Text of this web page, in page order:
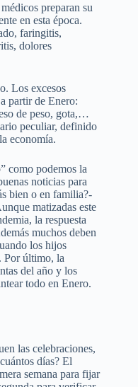
preparan su
en esta época.
faringitis,
dolores
Los excesos
partir de Enero:
de peso, gota,…
peculiar, definido
economía.
como podemos la
noticias para
bien o en familia?-
matizadas este
la respuesta
muchos deben
los hijos
Por último, la
del año y los
todo en Enero.
las celebraciones,
días? El
semana para fijar